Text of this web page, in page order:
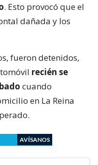
. Esto provocó que el
dañada y los
fueron detenidos,
recién se
cuando
en La Reina
AVÍSANOS